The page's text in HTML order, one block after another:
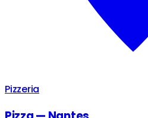
Pizzeria